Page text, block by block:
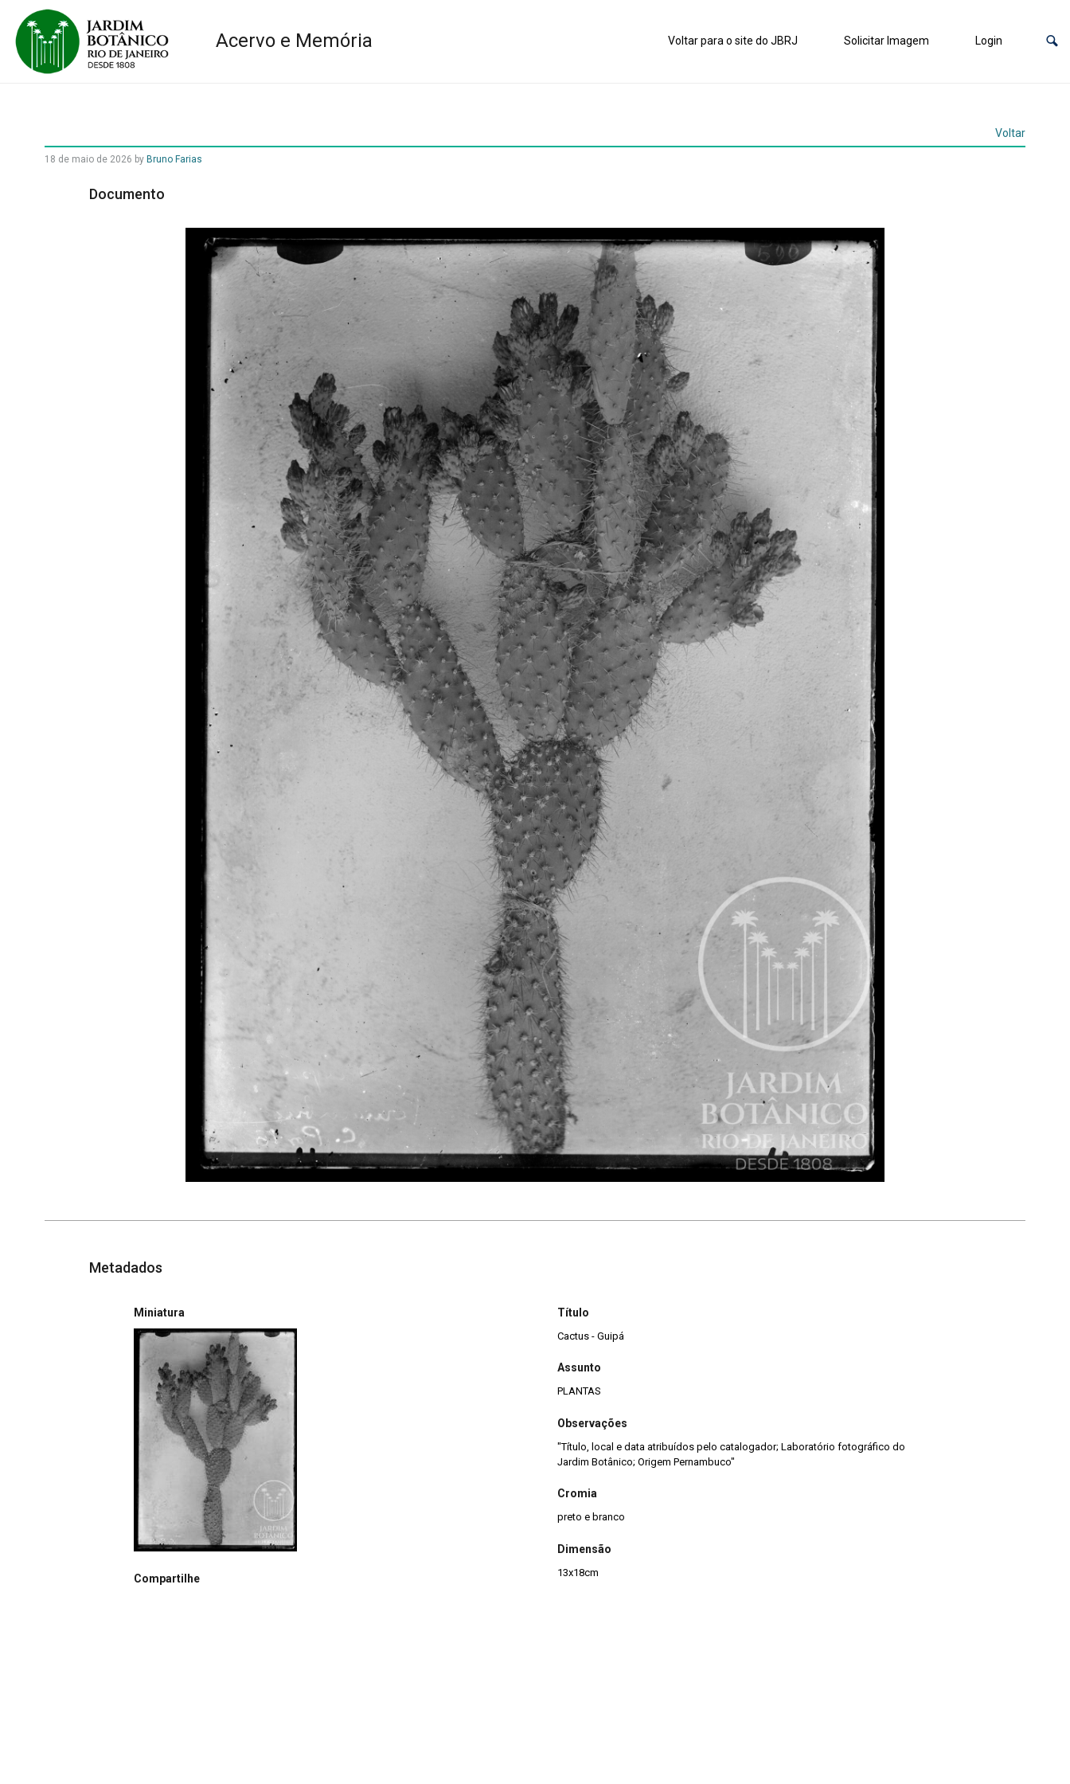
Acervo e Memória Voltar para o site do JBRJ Solicitar Imagem Login
Voltar
18 de maio de 2026 by Bruno Farias
Documento
Metadados
Miniatura
Compartilhe
Título
Cactus - Guipá
Assunto
PLANTAS
Observações
"Título, local e data atribuídos pelo catalogador; Laboratório fotográfico do
Jardim Botânico; Origem Pernambuco"
Cromia
preto e branco
Dimensão
13x18cm